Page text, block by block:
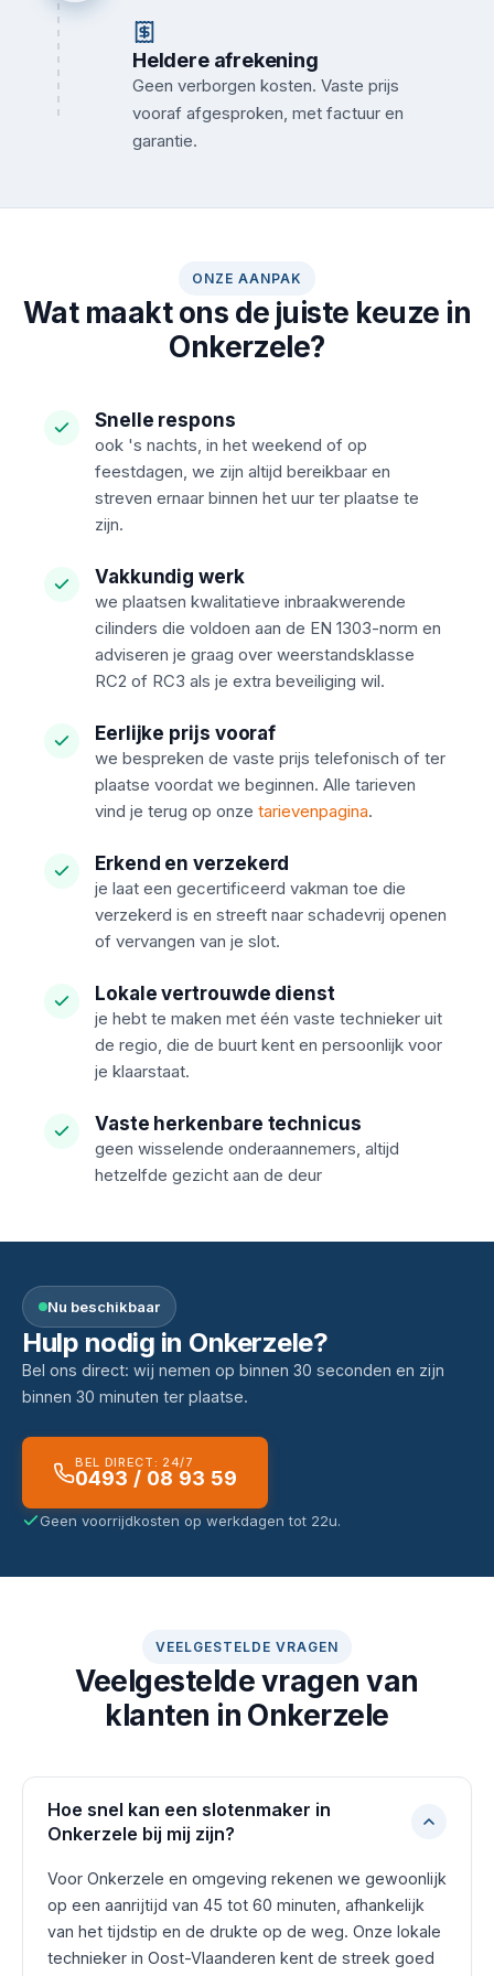
Heldere afrekening
Geen verborgen kosten. Vaste prijs
vooraf afgesproken, met factuur en
garantie.
ONZE AANPAK
Wat maakt ons de juiste keuze in
Onkerzele?
Snelle respons
ook 's nachts, in het weekend of op
feestdagen, we zijn altijd bereikbaar en
streven ernaar binnen het uur ter plaatse te
zijn.
Vakkundig werk
we plaatsen kwalitatieve inbraakwerende
cilinders die voldoen aan de EN 1303-norm en
adviseren je graag over weerstandsklasse
RC2 of RC3 als je extra beveiliging wil.
Eerlijke prijs vooraf
we bespreken de vaste prijs telefonisch of ter
plaatse voordat we beginnen. Alle tarieven
vind je terug op onze tarievenpagina.
Erkend en verzekerd
je laat een gecertificeerd vakman toe die
verzekerd is en streeft naar schadevrij openen
of vervangen van je slot.
Lokale vertrouwde dienst
je hebt te maken met één vaste technieker uit
de regio, die de buurt kent en persoonlijk voor
je klaarstaat.
Vaste herkenbare technicus
geen wisselende onderaannemers, altijd
hetzelfde gezicht aan de deur
Nu beschikbaar
Hulp nodig in Onkerzele?
Bel ons direct: wij nemen op binnen 30 seconden en zijn
binnen 30 minuten ter plaatse.
BEL DIRECT: 24/7
0493 / 08 93 59
Geen voorrijdkosten op werkdagen tot 22u.
VEELGESTELDE VRAGEN
Veelgestelde vragen van
klanten in Onkerzele
Hoe snel kan een slotenmaker in
Onkerzele bij mij zijn?
Voor Onkerzele en omgeving rekenen we gewoonlijk
op een aanrijtijd van 45 tot 60 minuten, afhankelijk
van het tijdstip en de drukte op de weg. Onze lokale
technieker in Oost-Vlaanderen kent de streek goed